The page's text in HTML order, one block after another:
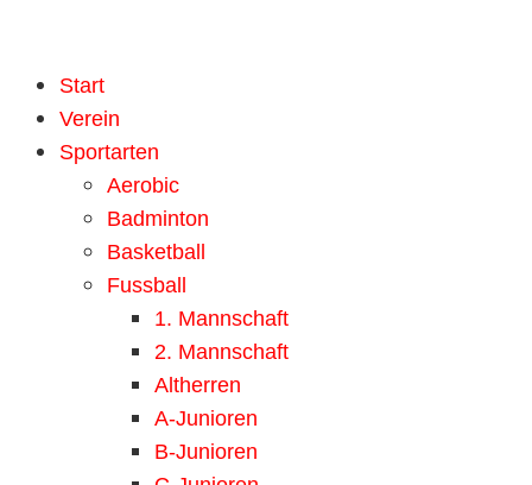
Start
Verein
Sportarten
Aerobic
Badminton
Basketball
Fussball
1. Mannschaft
2. Mannschaft
Altherren
A-Junioren
B-Junioren